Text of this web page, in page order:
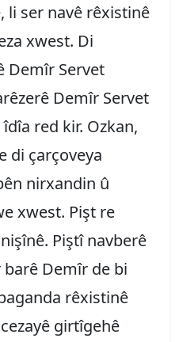
li ser navê rêxistinê
xwest. Di
Demîr Servet
Demîr Servet
red kir. Ozkan,
di çarçoveya
nirxandin û
xwest. Pişt re
Piştî navberê
Demîr de bi
rêxistinê
girtîgehê